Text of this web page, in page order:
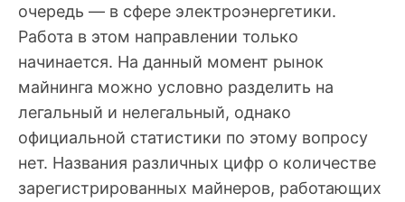
очередь — в сфере электроэнергетики.
Работа в этом направлении только
начинается. На данный момент рынок
майнинга можно условно разделить на
легальный и нелегальный, однако
официальной статистики по этому вопросу
нет. Названия различных цифр о количестве
зарегистрированных майнеров, работающих